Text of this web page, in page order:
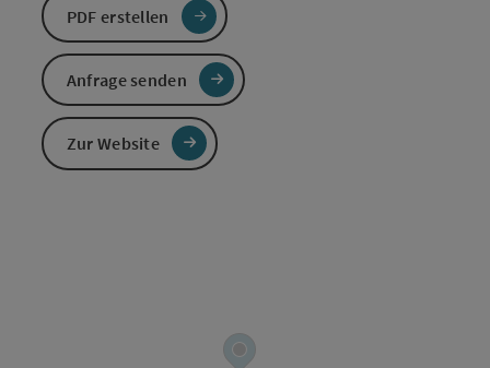
PDF erstellen
Anfrage senden
Zur Website